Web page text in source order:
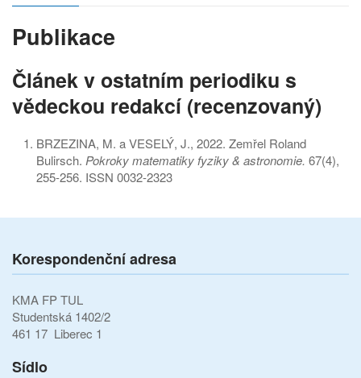
Publikace
Článek v ostatním periodiku s
vědeckou redakcí (recenzovaný)
BRZEZINA, M. a VESELÝ, J., 2022. Zemřel Roland
Bulirsch. Pokroky matematiky fyziky & astronomie. 67(4),
255-256. ISSN 0032-2323
Korespondenční adresa
KMA FP TUL
Studentská 1402/2
461 17 Liberec 1
Sídlo